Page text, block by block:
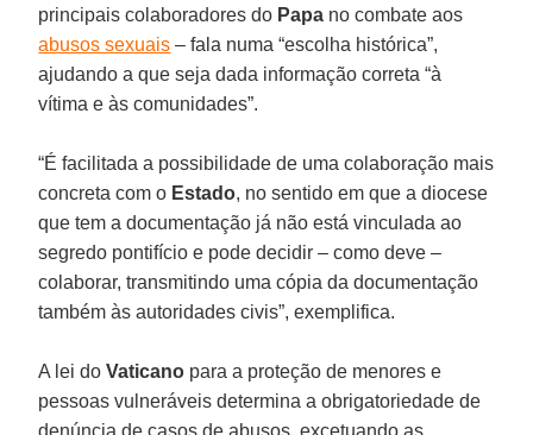
principais colaboradores do Papa no combate aos
abusos sexuais – fala numa “escolha histórica”,
ajudando a que seja dada informação correta “à
vítima e às comunidades”.
“É facilitada a possibilidade de uma colaboração mais
concreta com o Estado, no sentido em que a diocese
que tem a documentação já não está vinculada ao
segredo pontifício e pode decidir – como deve –
colaborar, transmitindo uma cópia da documentação
também às autoridades civis”, exemplifica.
A lei doVaticano para a proteção de menores e
pessoas vulneráveis determina a obrigatoriedade de
denúncia de casos de abusos, excetuando as